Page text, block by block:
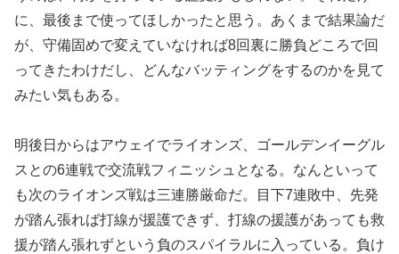
に、最後まで使ってほしかったと思う。あくまで結果論だ
が、守備固めで変えていなければ8回裏に勝負どころで回
ってきたわけだし、どんなバッティングをするのかを見て
みたい気もある。
明後日からはアウェイでライオンズ、ゴールデンイーグル
スとの6連戦で交流戦フィニッシュとなる。なんといって
も次のライオンズ戦は三連勝厳命だ。目下7連敗中、先発
が踏ん張れば打線が援護できず、打線の援護があっても救
援が踏ん張れずという負のスパイラルに入っている。負け